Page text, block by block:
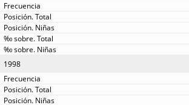
1998